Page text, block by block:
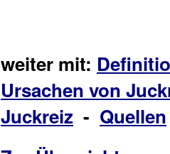
weiter mit:
Ursachen von
Juckreiz - Quellen